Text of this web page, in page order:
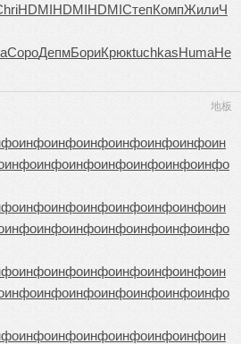
HDMIHDMIHDMIСтепКомпЖилиЧ
СороДепмБориКрюкtuchkasHumaНе
地板
инфоинфоинфоинфоинфоинфоин
инфоинфоинфоинфоинфоинфоинфо
инфоинфоинфоинфоинфоинфоин
инфоинфоинфоинфоинфоинфоинфо
инфоинфоинфоинфоинфоинфоин
инфоинфоинфоинфоинфоинфоинфо
инфоинфоинфоинфоинфоинфоин